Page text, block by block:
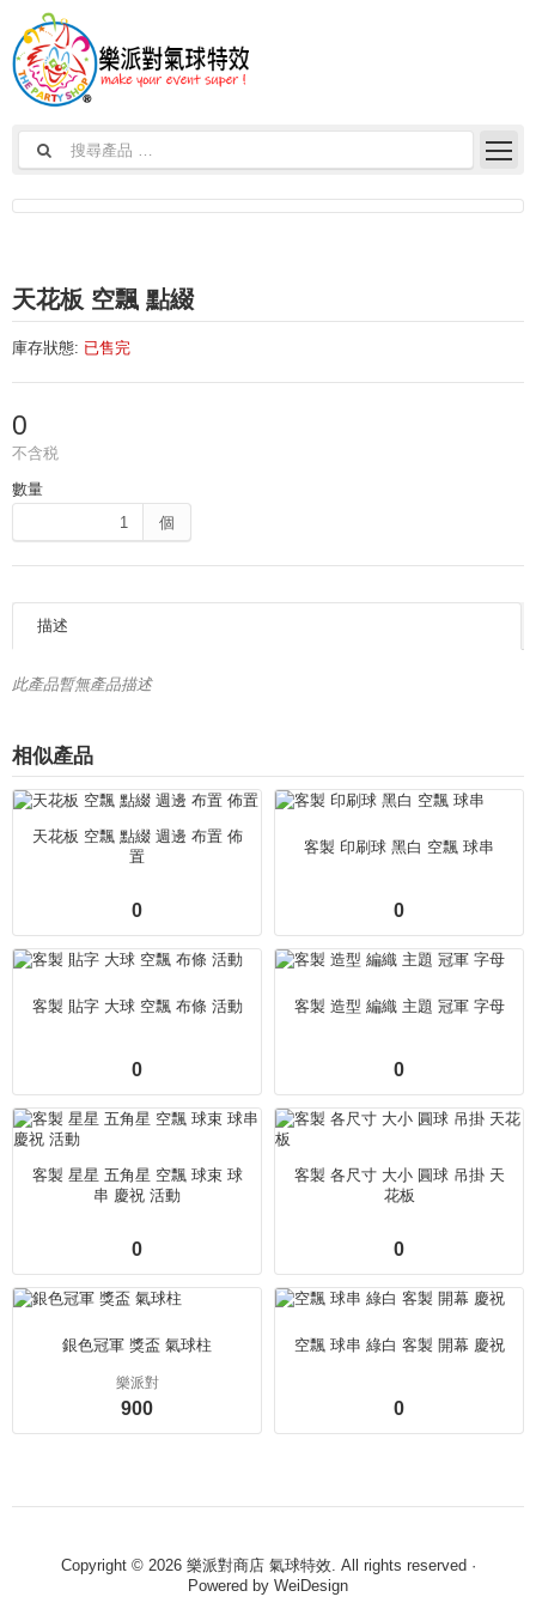
天花板 空飄 點綴
庫存狀態: 已售完
0
不含税
數量
個
描述
此產品暫無產品描述
相似產品
天花板 空飄 點綴 週邊 布置 佈
置
0
客製 印刷球 黑白 空飄 球串
0
客製 貼字 大球 空飄 布條 活動
0
客製 造型 編織 主題 冠軍 字母
0
客製 星星 五角星 空飄 球束 球
串 慶祝 活動
0
客製 各尺寸 大小 圓球 吊掛 天
花板
0
銀色冠軍 獎盃 氣球柱
樂派對
900
空飄 球串 綠白 客製 開幕 慶祝
0
Copyright © 2026 樂派對商店 氣球特效. All rights reserved ·
Powered by WeiDesign